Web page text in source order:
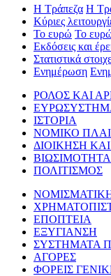
Η Τράπεζα Η
Κύριες
Το ευρώ Το
Εκδόσεις και
Στατιστικά
Ενημέρωση
ΡΟΛΟΣ ΚΑΙ
ΙΣΤΟΡΙΑ
ΝΟΜΙΚΟ
ΔΙΟΙΚΗΣΗ
ΠΟΛΙΤΙΣΜΟΣ
ΕΠΟΠΤΕΙΑ
ΕΞΥΓΙΑΝΣΗ
ΣΥΣΤΗΜΑΤΑ
ΑΓΟΡΕΣ
ΦΟΡΕΙΣ